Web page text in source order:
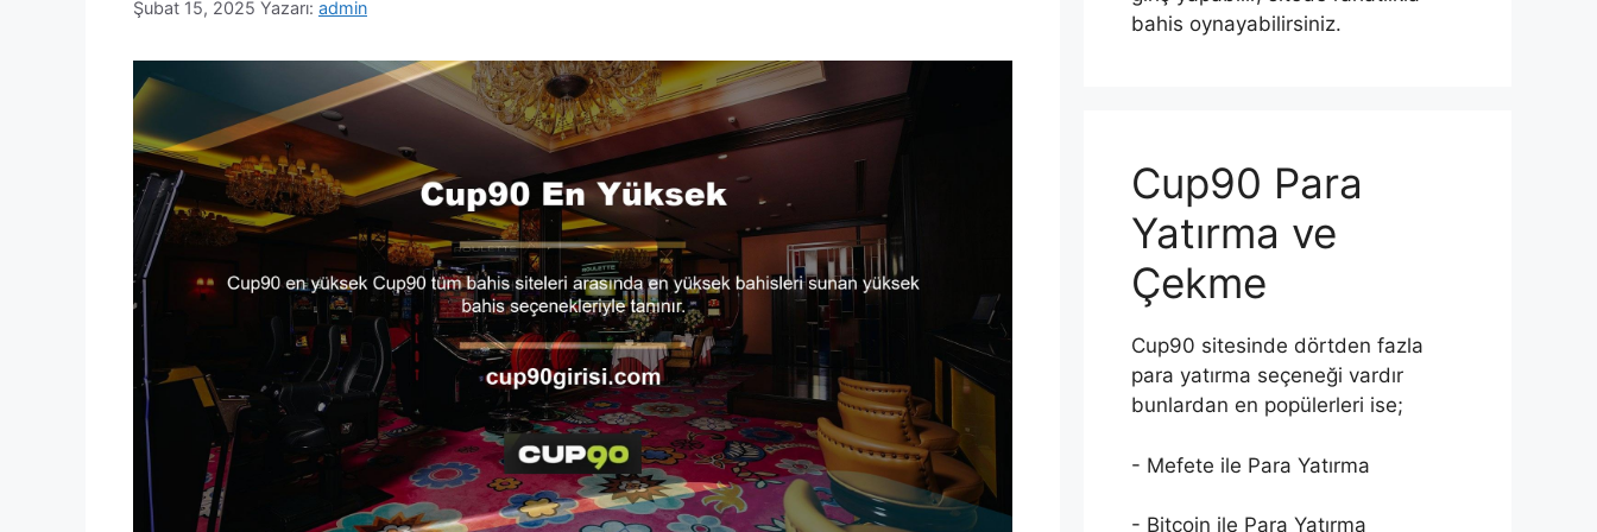
Şubat 15, 2025 Yazarı: admin
bahis oynayabilirsiniz.
Cup90 Para
Yatırma ve
Çekme
Cup90 sitesinde dörtden fazla
para yatırma seçeneği vardır
bunlardan en popülerleri ise;
- Mefete ile Para Yatırma
- Bitcoin ile Para Yatırma